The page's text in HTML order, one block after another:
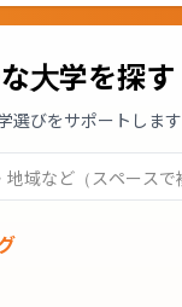
大学を探す
選びをサポートします